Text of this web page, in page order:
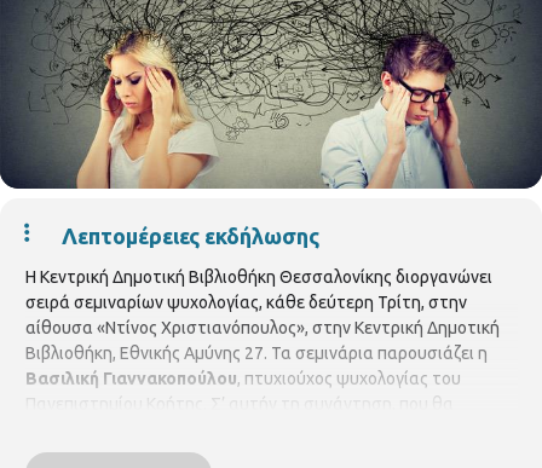
Λεπτομέρειες εκδήλωσης
Η Κεντρική Δημοτική Βιβλιοθήκη Θεσσαλονίκης διοργανώνει
σειρά σεμιναρίων ψυχολογίας, κάθε δεύτερη Τρίτη, στην
αίθουσα «Ντίνος Χριστιανόπουλος», στην Κεντρική Δημοτική
Βιβλιοθήκη, Εθνικής Αμύνης 27. Τα σεμινάρια παρουσιάζει η
Βασιλική Γιαννακοπούλου, πτυχιούχος ψυχολογίας του
Πανεπιστημίου Κρήτης. Σ’ αυτήν τη συνάντηση, που θα
19:30,το θέμα θα είναι: